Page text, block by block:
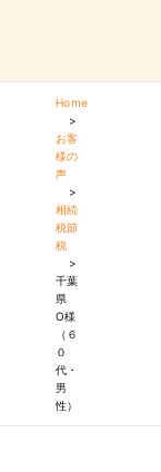
Home
>
お客
様の
声
>
相続
税節
税
>
千葉
県
O様
（６
０
代・
男
性）